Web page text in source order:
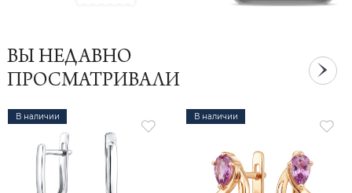
ВЫ НЕДАВНО
ПРОСМАТРИВАЛИ
В наличии В наличии